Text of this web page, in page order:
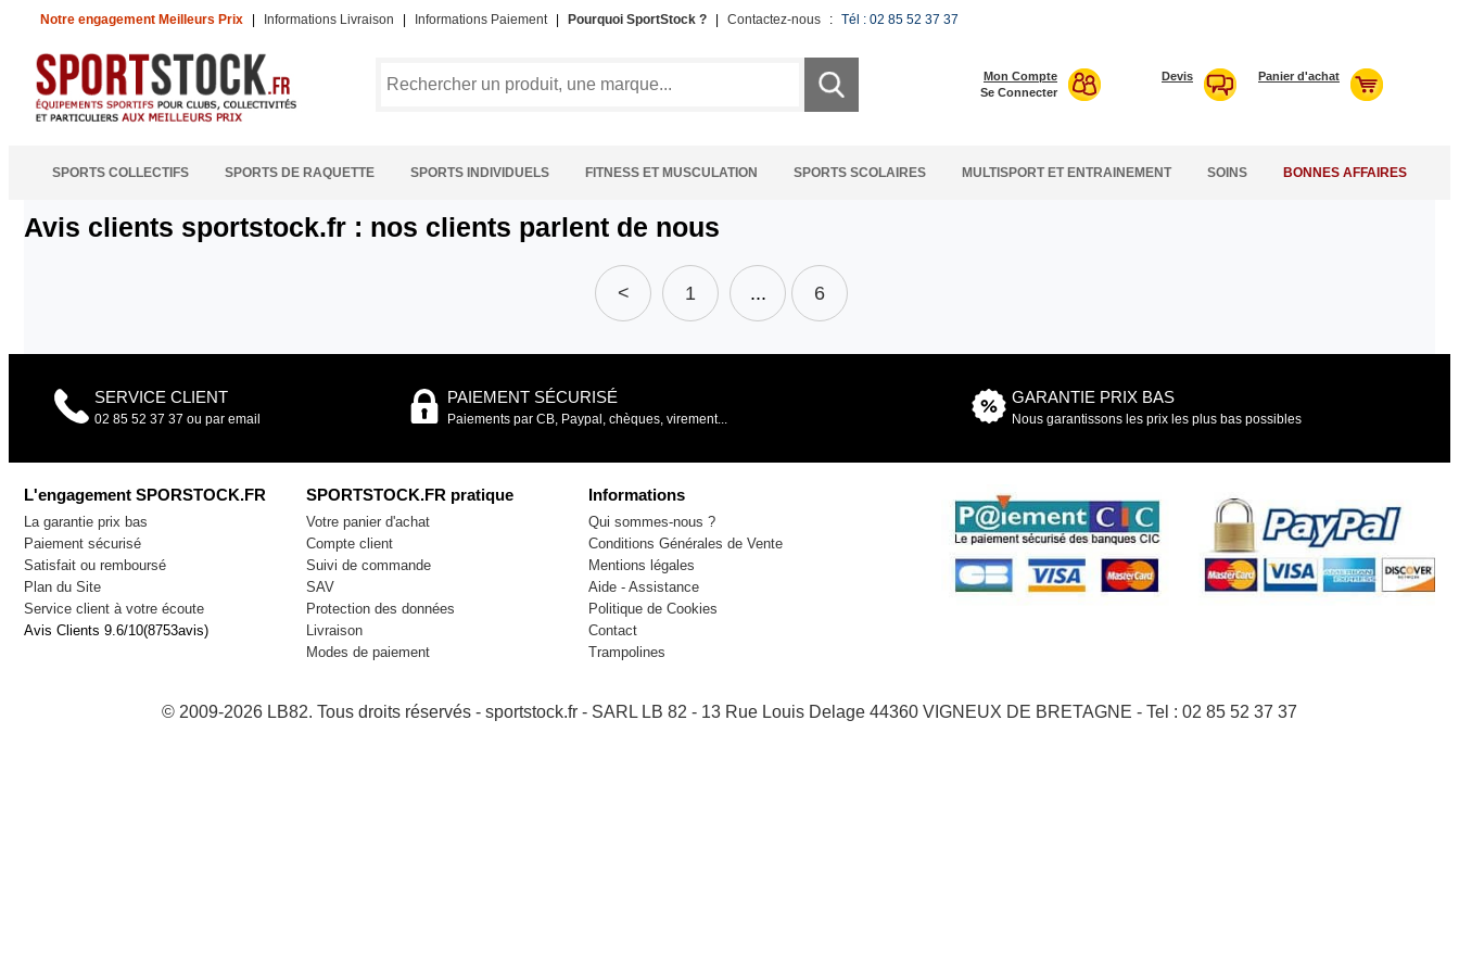
Notre engagement Meilleurs Prix Informations Livraison Informations Paiement Pourquoi SportStock ? Contactez-nous : Tél : 02 85 52 37 37
Mon Compte
Se Connecter
Devis Panier d'achat
SPORTS COLLECTIFS SPORTS DE RAQUETTE SPORTS INDIVIDUELS FITNESS ET MUSCULATION SPORTS SCOLAIRES MULTISPORT ET ENTRAINEMENT SOINS BONNES AFFAIRES
Avis clients sportstock.fr : nos clients parlent de nous
< 1 ... 6
SERVICE CLIENT
02 85 52 37 37 ou par email
PAIEMENT SÉCURISÉ
Paiements par CB, Paypal, chèques, virement...
GARANTIE PRIX BAS
Nous garantissons les prix les plus bas possibles
L'engagement SPORSTOCK.FR
La garantie prix bas
Paiement sécurisé
Satisfait ou remboursé
Plan du Site
Service client à votre écoute
Avis Clients 9.6/10(8753avis)
SPORTSTOCK.FR pratique
Votre panier d'achat
Compte client
Suivi de commande
SAV
Protection des données
Livraison
Modes de paiement
Informations
Qui sommes-nous ?
Conditions Générales de Vente
Mentions légales
Aide - Assistance
Politique de Cookies
Contact
Trampolines
© 2009-2026 LB82. Tous droits réservés - sportstock.fr - SARL LB 82 - 13 Rue Louis Delage 44360 VIGNEUX DE BRETAGNE - Tel : 02 85 52 37 37